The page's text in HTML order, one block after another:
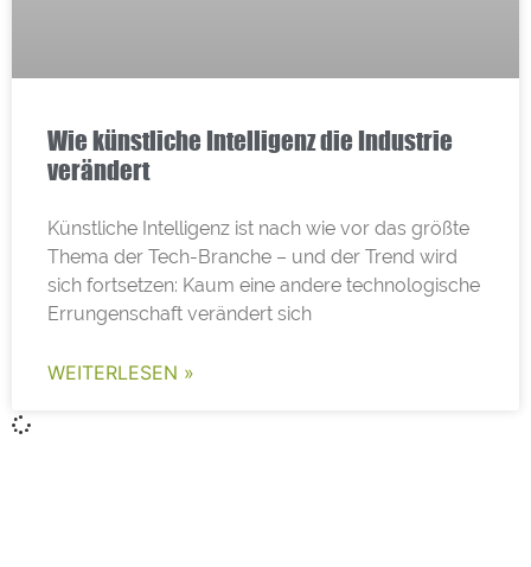
Wie künstliche Intelligenz die Industrie
verändert
Künstliche Intelligenz ist nach wie vor das größte
Thema der Tech-Branche – und der Trend wird
sich fortsetzen: Kaum eine andere technologische
Errungenschaft verändert sich
WEITERLESEN »